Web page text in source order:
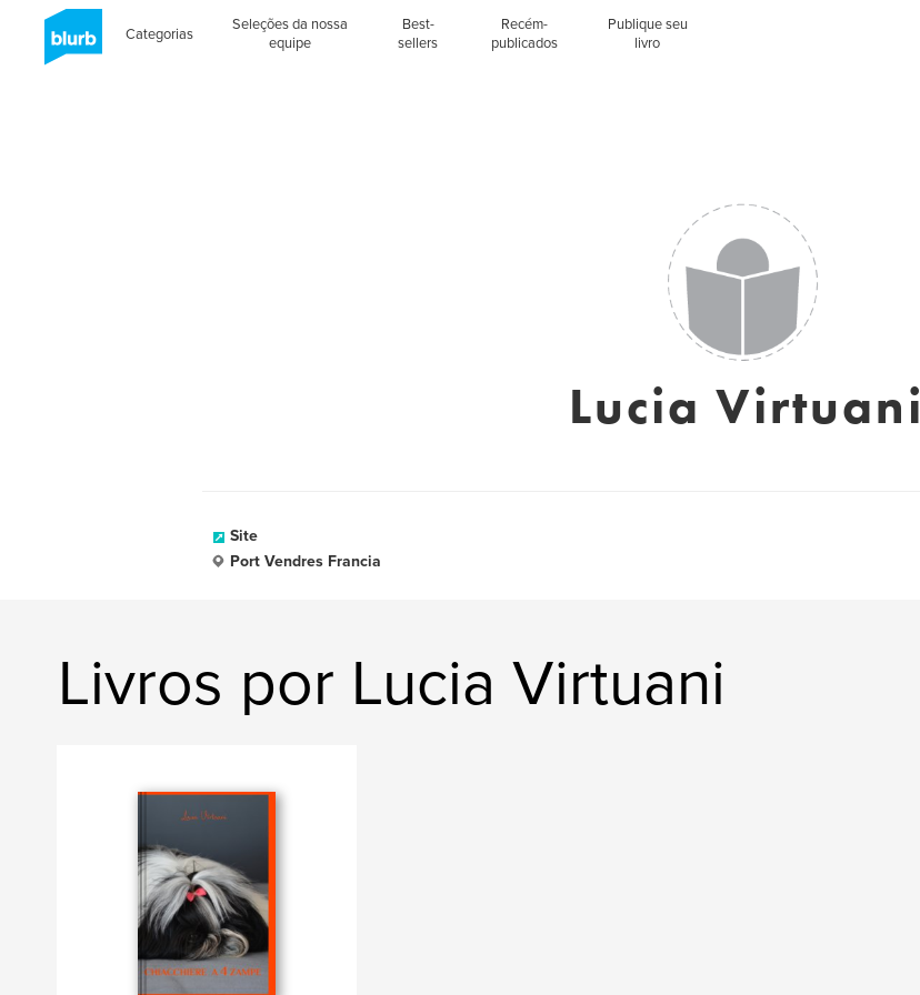
Categorias
Seleções da nossa
equipe
Best-
sellers
Recém-
publicados
Publique seu
livro
Lucia Virtuani
Site
Port Vendres Francia
Livros por Lucia Virtuani